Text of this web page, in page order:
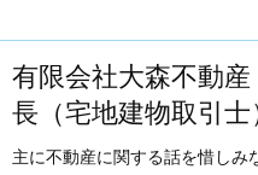
有限会社大森不動
長（宅地建物取引
主に不動産に関する話を惜しみ